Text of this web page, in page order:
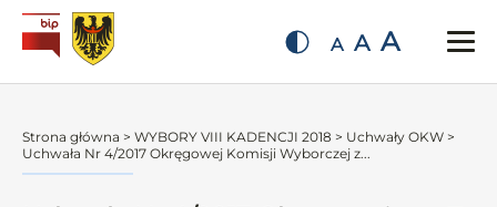
A A A
Strona główna > WYBORY VIII KADENCJI 2018 > Uchwały OKW >
Uchwała Nr 4/2017 Okręgowej Komisji Wyborczej z...